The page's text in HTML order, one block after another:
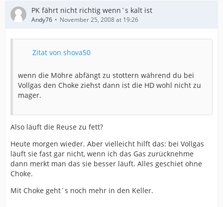
PK fährt nicht richtig wenn´s kalt ist
Andy76 November 25, 2008 at 19:26
Zitat von shova50
wenn die Möhre abfängt zu stottern während du bei
Vollgas den Choke ziehst dann ist die HD wohl nicht zu
mager.
Also läuft die Reuse zu fett?
Heute morgen wieder. Aber vielleicht hilft das: bei Vollgas
läuft sie fast gar nicht, wenn ich das Gas zurücknehme
dann merkt man das sie besser läuft. Alles geschiet ohne
Choke.
Mit Choke geht´s noch mehr in den Keller.